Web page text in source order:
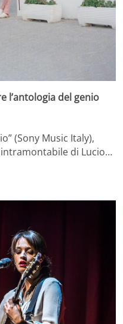
l’antologia del genio
(Sony Music Italy),
intramontabile di Lucio…